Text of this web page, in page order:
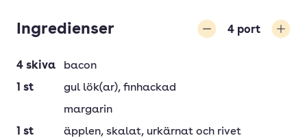
Ingredienser 4 port
4 skiva
bacon
1 st gul lök(ar), finhackad
margarin
1 st äpplen, skalat, urkärnat och rivet